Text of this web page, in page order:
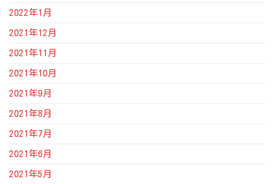
2022年1月
2021年12月
2021年11月
2021年10月
2021年9月
2021年8月
2021年7月
2021年6月
2021年5月